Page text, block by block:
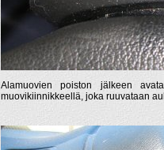
Alamuovien poiston jälkeen
muovikiinnikkeellä, joka ruuvataan